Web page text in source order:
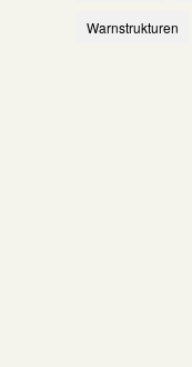
Warnstrukturen